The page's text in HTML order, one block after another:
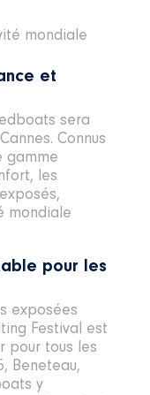
mondiale
et
sera
Connus
gamme
les
mondiale
pour les
exposées
Festival est
pour tous les
Beneteau,
y